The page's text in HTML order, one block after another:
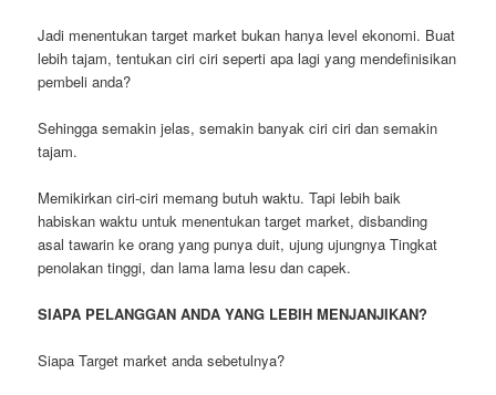
Jadi menentukan target market bukan hanya level ekonomi. Buat
lebih tajam, tentukan ciri ciri seperti apa lagi yang mendefinisikan
pembeli anda?
Sehingga semakin jelas, semakin banyak ciri ciri dan semakin
tajam.
Memikirkan ciri-ciri memang butuh waktu. Tapi lebih baik
habiskan waktu untuk menentukan target market, disbanding
asal tawarin ke orang yang punya duit, ujung ujungnya Tingkat
penolakan tinggi, dan lama lama lesu dan capek.
SIAPA PELANGGAN ANDA YANG LEBIH MENJANJIKAN?
Siapa Target market anda sebetulnya?